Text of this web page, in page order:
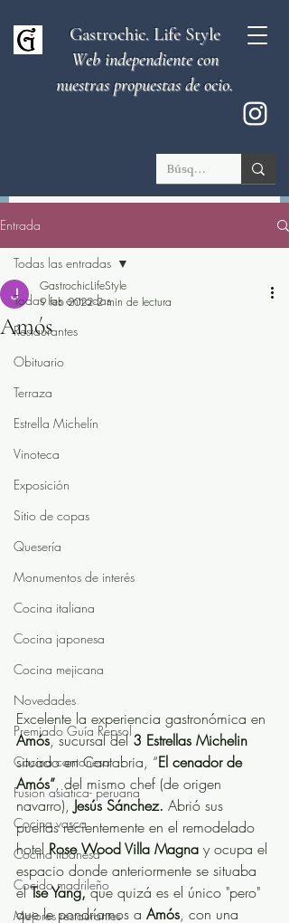
Gastrochic. Life Style
Web independiente con
nuestras propuestas de ocio.
Entrada
Todas las entradas
Restaurantes
Obituario
Terraza
Estrella Michelín
Vinoteca
Exposición
Sitio de copas
Quesería
Monumentos de interés
Cocina italiana
Cocina japonesa
Cocina mejicana
Novedades
Premiado Guía Repsol
Cocina cantonesa
Fusión asiática- peruana
Cocina vasca
Cocina libanesa
Cocido madrileño
Mejores restaurantes
Todas las entradas
Amós
GastrochicLifeStyle
9 feb 2022 2 min de lectura
Excelente la experiencia gastronómica en
Amós, sucursal del 3 Estrellas Michelin
situado en Cantabria, “El cenador de
Amós”, del mismo chef (de origen
navarro), Jesús Sánchez. Abrió sus
puertas recientemente en el remodelado
hotel Rose Wood Villa Magna y ocupa el
espacio donde anteriormente se situaba
el Tse Yang, que quizá es el único "pero"
que le pondríamos a Amós, con una